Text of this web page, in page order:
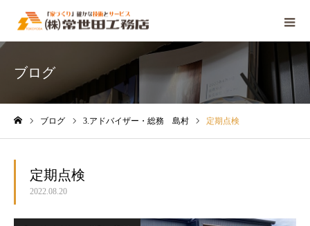
ブログ
ブログ 3.アドバイザー・総務 島村 定期点検
定期点検
2022.08.20